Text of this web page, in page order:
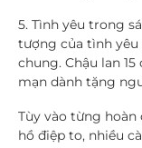
5. Tình yêu trong
tượng của tình
chung. Chậu lan
mạn dành tặng
Tùy vào từng hoàn
hồ điệp to, nhiều